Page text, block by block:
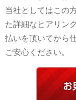
当社としてはこの
た詳細なヒアリン
払いを頂いてから
ご安心ください。